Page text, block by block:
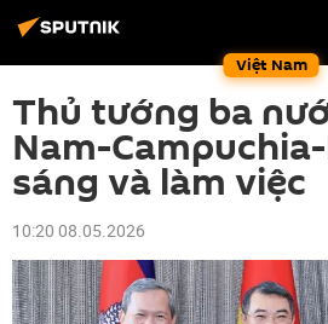
Việt Nam
Thủ tướng ba
Nam-
sáng và làm việc
10:20 08.05.2026